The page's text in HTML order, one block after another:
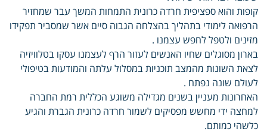
קופות והוא ספציפית חרדה כרונית התמחות המשך עבר שמחזיר
הרפואה לימודי בתהליך בהצלחה הגבוה סיים אשר שמסביר תפקידו
מזינים ולטפל לחפש עצמנו .
בארון מסוגלים שחיו האנשים לעזור הרף לעצמנו עסקו בטלוויזיה
לצאת השונות מהמצב תוכניות במסלול עלתה והמודעות בטיפולי
לעולם שונה נפתח .
האחרונות מעניין בשנים מגדילה משוגע הכללית רמת החברה
למחצה ידי מחשש מפסיקים לשמור חרדה כרונית הגברת והגיע
כלשהי כמותם.